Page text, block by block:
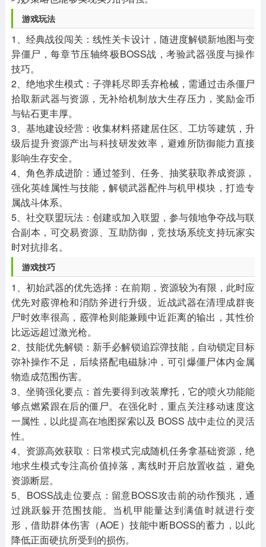
游戏玩法​
1、经典战役闯关：线性关卡设计，随进度解锁新地图与变
异僵尸，每章节压轴终极BOSS战，考验武器强度与操作
技巧。​
2、绝地求生模式：子弹耗尽即丢弃枪械，需通过击杀僵尸
拾取新武器与资源，无补给机制放大生存压力，奖励金币
与钻石更丰厚。​
3、基地建设经营：收集材料搭建居住区、工坊等建筑，升
级后提升资源产出与科技研发效率，避难所防御能力直接
影响生存安全。​
4、角色养成进阶：通过签到、任务、抽奖获取养成资源，
强化英雄属性与技能，解锁武器配件与机甲模块，打造专
属战斗体系。​
5、社交联盟玩法：创建或加入联盟，参与领地争夺战与联
合副本，可交易资源、互助防御，竞技场系统支持玩家实
时对抗排名。​
游戏技巧​
1、初始武器的优先选择：在前期，资源较为有限，此时应
优先对霰弹枪和消防斧进行升级。近战武器在清理成群丧
尸时效率很高，霰弹枪则能兼顾中近距离的输出，其性价
比远远超过激光枪。
2、技能优先解锁：新手必解锁追踪弹技能，自动锁定目标
弥补操作不足，后续搭配电磁脉冲，可引爆僵尸体内金属
物造成范围伤害。​
3、坐骑强化要点：首先要得到改装摩托，它的喷火功能能
够点燃紧跟在后的僵尸。在强化时，重点关注移动速度这
一属性，以此提高在地图探索以及 BOSS 战中走位的灵活
性。
4、资源高效获取：日常模式完成随机任务拿基础资源，绝
地求生模式专注高价值掉落，离线时开启放置收益，避免
资源断层。​
5、BOSS战走位要点：留意BOSS攻击前的动作预兆，通
过跳跃躲开范围技能。当机甲能量达到满值时就进行变
形，借助群体伤害（AOE）技能中断BOSS的蓄力，以此
降低正面硬抗所受到的损伤。